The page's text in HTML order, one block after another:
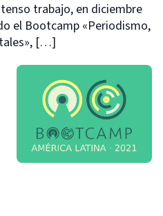
trabajo, en diciembre
el Bootcamp «Periodismo,
[…]